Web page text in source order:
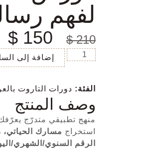
لفهم
$210
$ 150
إضافة إلى
الفئة: دورات التاروت
وصف المنتج
منهج تطبيقي متدرّج
استخراج مسارك
الرقم السنوي/الشهري/